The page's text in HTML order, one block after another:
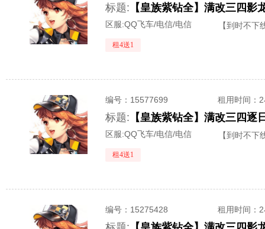
标题:
区服:QQ飞车/电信/电信 【到时不下
租4送1
编号： 15577699 租用时间 ：
标题: 【皇族紫钻全】满改三四
区服:QQ飞车/电信/电信 【到时不下
租4送1
编号： 15275428 租用时间 ：